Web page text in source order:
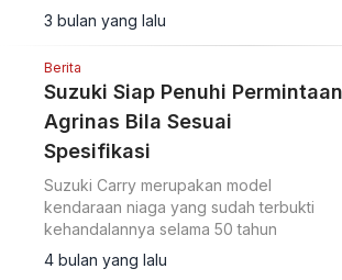
seperti saat Covid efektif gairahkan
pasar lesu.
3 bulan yang lalu
Berita
Suzuki Siap Penuhi Permintaan
Agrinas Bila Sesuai
Spesifikasi
Suzuki Carry merupakan model
kendaraan niaga yang sudah terbukti
kehandalannya selama 50 tahun
4 bulan yang lalu